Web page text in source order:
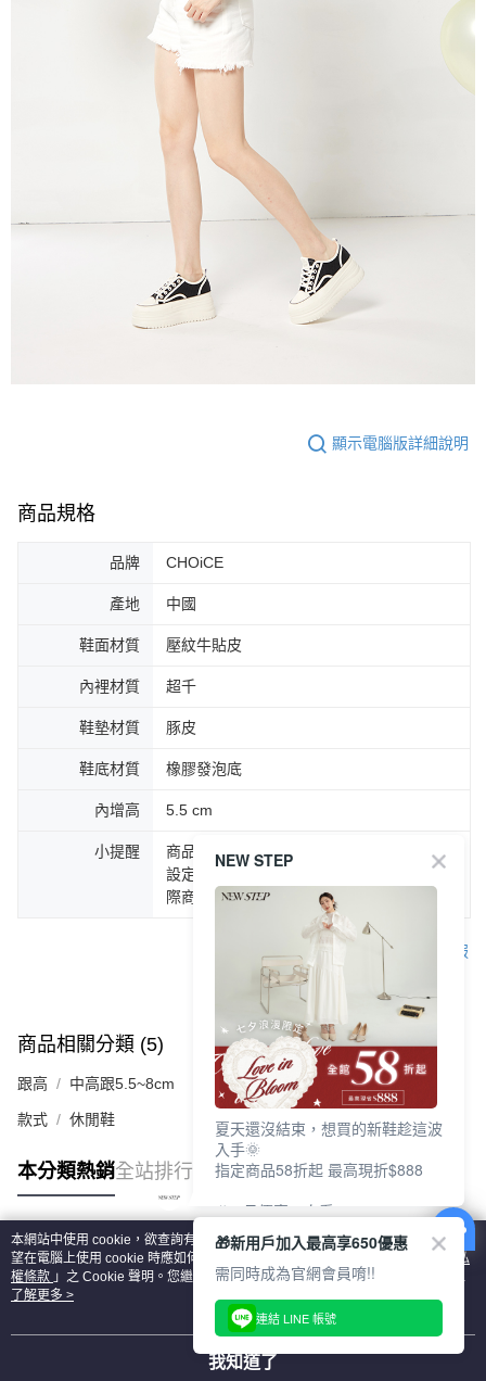
顯示電腦版詳細說明
商品規格
品牌 CHOiCE
產地 中國
鞋面材質 壓紋牛貼皮
內裡材質 超千
鞋墊材質 豚皮
鞋底材質 橡膠發泡底
內增高 5.5 cm
小提醒
商品圖片顏色會因拍攝燈光環境或個人螢幕
設定不同，而造成部份色差現象，顏色以實
際商品為主。
客服
商品相關分類 (5) 查看全部
跟高 中高跟5.5~8cm
款式 休閒鞋
本分類熱銷全站排行
熱門標籤
本網站中使用 cookie，欲查詢有關本網站使用 cookie 方式之詳情，及若您不希
望在電腦上使用 cookie 時應如何變更電腦的 cookie 設定，請參閱本網站「
隱私
權條款 」之 Cookie 聲明。您繼續使用本網站即表示您同意本公司得按本網站使
用條款之 Cookie 聲明使用 cookie。
了解更多 >
我知道了
NEW STEP
夏天還沒結束，想買的新鞋趁這波
入手🌞
指定商品58折起 最高現折$888
🎉 8月優惠一次看
①LINE購物最高10%回饋
②每周限定品現折200
③指定商品58折起 最高現折$888
上班鞋、休閒鞋、涼鞋一次逛齊
好搭、出遊好走、聚會也漂亮
🎁新用戶加入最高享650優惠
需同時成為官網會員唷!!
連結 LINE 帳號